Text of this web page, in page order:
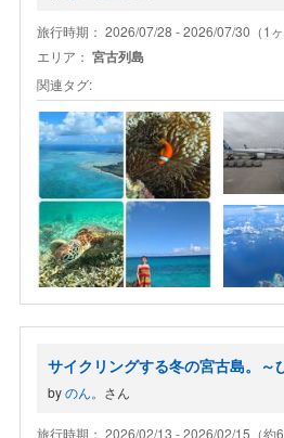
旅行時期： 2026/07/28 - 2026/07/30（1ヶ
エリア： 宮古列島
関連タグ:
サイクリングする冬の宮古島。～
byのん。 さん
旅行時期： 2026/02/13 - 2026/02/15（約6